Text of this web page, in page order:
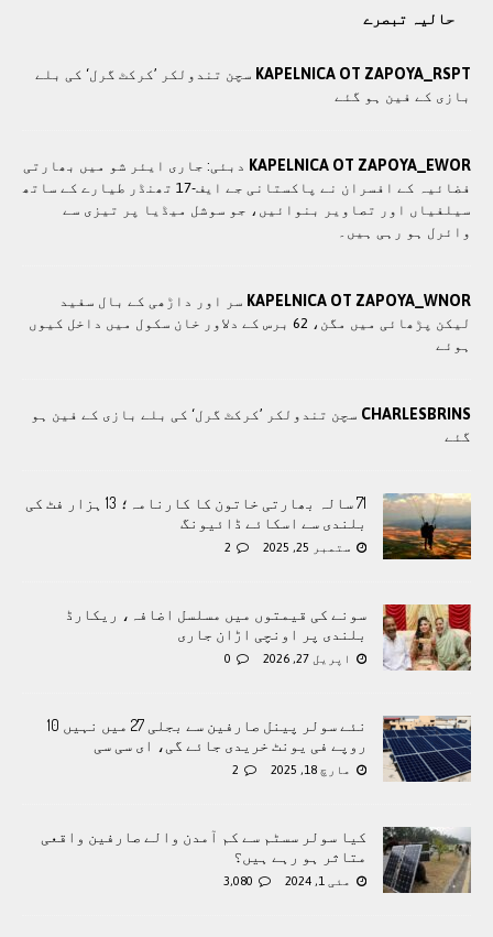
حالیہ تبصرے
KAPELNICA OT ZAPOYA_RSPT سچن تندولکر ’کرکٹ گرل‘ کی بلے
بازی کے فین ہو گئے
KAPELNICA OT ZAPOYA_EWOR دبئی: جاری ایئر شو میں بھارتی
فضائیہ کے افسران نے پاکستانی جے ایف-17 تھنڈر طیارے کے ساتھ
سیلفیاں اور تصاویر بنوائیں، جو سوشل میڈیا پر تیزی سے
وائرل ہو رہی ہیں۔
KAPELNICA OT ZAPOYA_WNOR سر اور داڑھی کے بال سفید
لیکن پڑھائی میں مگن، 62 برس کے دلاور خان سکول میں داخل کیوں
ہوئے
CHARLESBRINS سچن تندولکر ’کرکٹ گرل‘ کی بلے بازی کے فین ہو
گئے
71 سالہ بھارتی خاتون کا کارنامہ؛ 13 ہزار فٹ کی
بلندی سے اسکائے ڈائیونگ
ستمبر 25, 2025 2
سونے کی قیمتوں میں مسلسل اضافہ، ریکارڈ
بلندی پر اونچی اڑان جاری
اپریل 27, 2026 0
نئے سولر پینل صارفین سے بجلی 27 میں نہیں 10
روپے فی یونٹ خریدی جائے گی، ای سی سی
مارچ 18, 2025 2
کیا سولر سسٹم سے کم آمدن والے صارفین واقعی
متاثر ہو رہے ہیں؟
مئی 1, 2024 3,080